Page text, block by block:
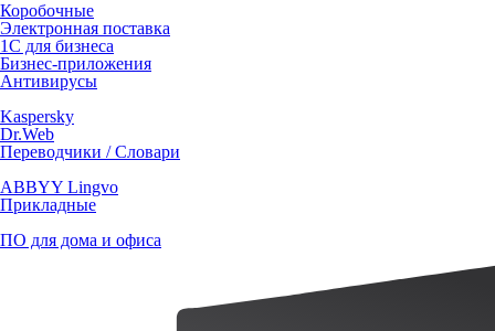
Коробочные
Электронная поставка
1С для бизнеса
Бизнес-приложения
Антивирусы
Kaspersky
Dr.Web
Переводчики / Словари
ABBYY Lingvo
Прикладные
ПО для дома и офиса